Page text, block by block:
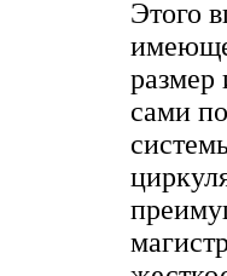
Этого
размер
сами